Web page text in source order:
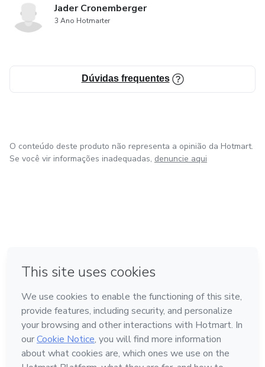
Jader Cronemberger
3 Ano Hotmarter
Dúvidas frequentes
O conteúdo deste produto não representa a opinião da Hotmart.
Se você vir informações inadequadas, denuncie aqui
Feito com ❤ em Bogotá
Conheça a Hotmart